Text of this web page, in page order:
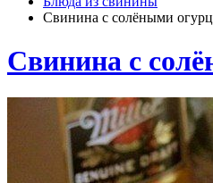
Свинина с солёными
Свинина с